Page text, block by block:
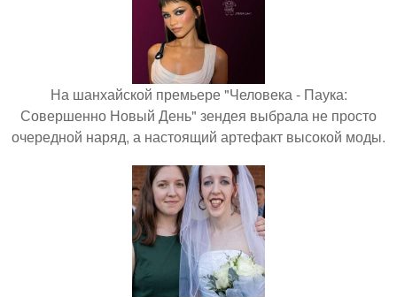
На шанхайской премьере "Человека - Паука:
Совершенно Новый День" зендея выбрала не просто
очередной наряд, а настоящий артефакт высокой моды.